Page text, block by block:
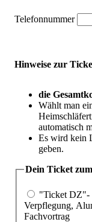
Telefonnummer
Hinweise zur
die
Wählt man
automatisch
Es wird kein
geben.
Dein Ticket
"Ticket DZ"-
Verpflegung,
Fachvortrag